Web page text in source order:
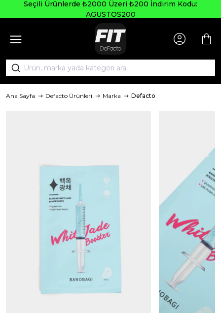
Seçili Ürünlerde ₺2000 Üzeri ₺200 İndirim Kodu:
AGUSTOS200
Ana Sayfa Defacto Ürünleri Marka Defacto